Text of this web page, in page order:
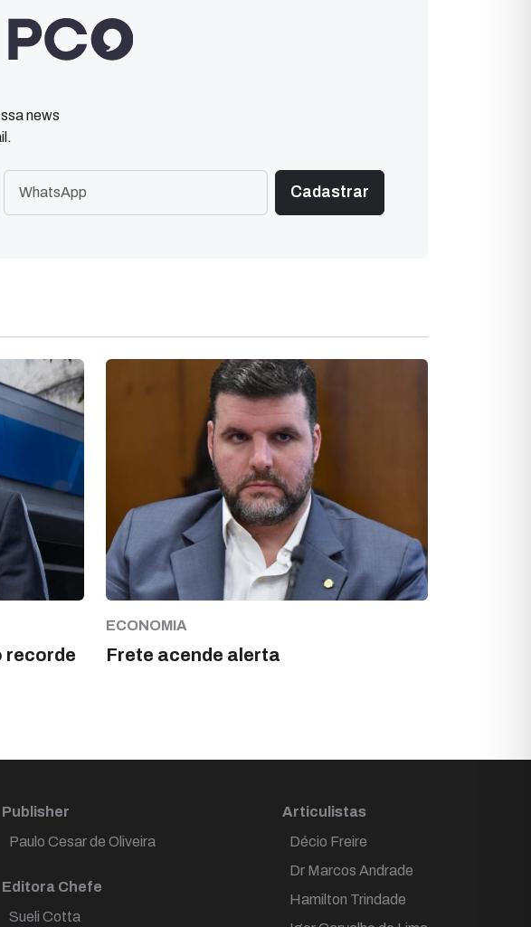
news
recorde
ECONOMIA
Frete acende alerta
Publisher
Paulo Cesar de Oliveira
Editora Chefe
Sueli Cotta
Articulistas
Décio Freire
Dr Marcos Andrade
Hamilton Trindade